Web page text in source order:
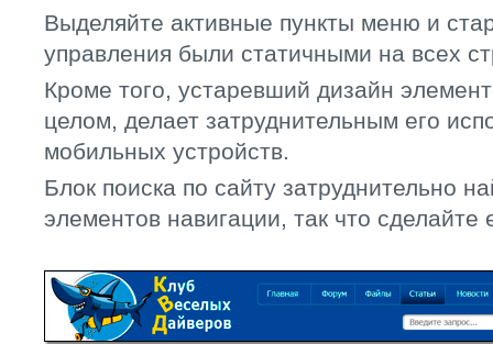
Выделяйте активные пункты меню и
управления были статичными на всех
Кроме того, устаревший дизайн
целом, делает затруднительным его
мобильных устройств.
Блок поиска по сайту затруднительно
элементов навигации, так что